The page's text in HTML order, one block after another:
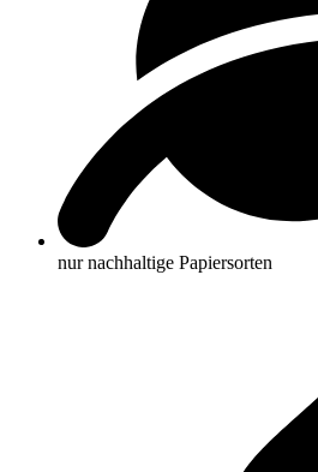
nur nachhaltige Papiersorten